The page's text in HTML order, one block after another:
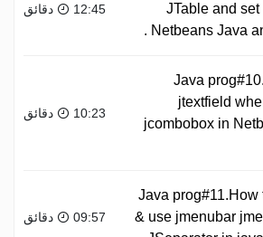
JTable and
Netbeans Java
12:45 دقائق
Java
jtextfield
jcombobox in
10:23 دقائق
Java prog#11.How
& use jmenubar
09:57 دقائق